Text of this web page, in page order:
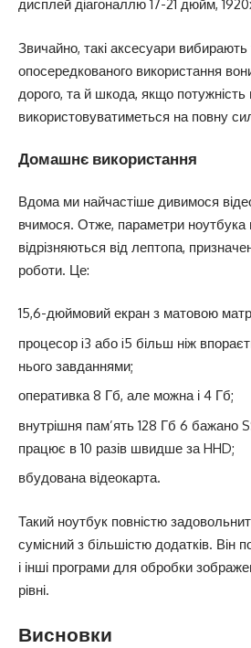
дисплей діагоналлю 17-21 дюйм,
Звичайно, такі аксесуари вибирають
опосередкованого використання
дорого, та й шкода, якщо потужність
використовуватиметься на повну
Домашнє використання
Вдома ми найчастіше дивимося
вчимося. Отже, параметри ноутбука
відрізняються від лептопа,
роботи. Це:
15,6-дюймовий екран з матовою
процесор i3 або i5 більш ніж
нього завданнями;
оперативка 8 Гб, але можна і 4 Гб;
внутрішня пам’ять 128 Гб 6 бажано
працює в 10 разів швидше за HHD;
вбудована відеокарта.
Такий ноутбук повністю
сумісний з більшістю додатків. Він
і інші програми для обробки
рівні.
Висновки